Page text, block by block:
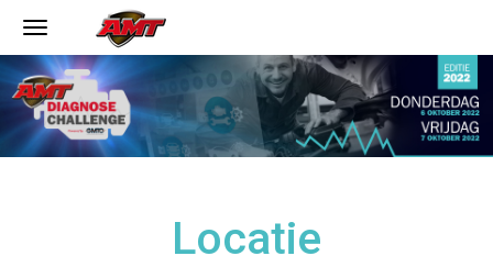
Locatie